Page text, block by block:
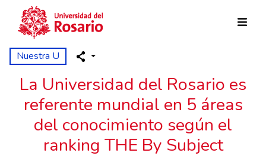
Skip to main content
Nuestra U
La Universidad del Rosario es
referente mundial en 5 áreas
del conocimiento según el
ranking THE By Subject